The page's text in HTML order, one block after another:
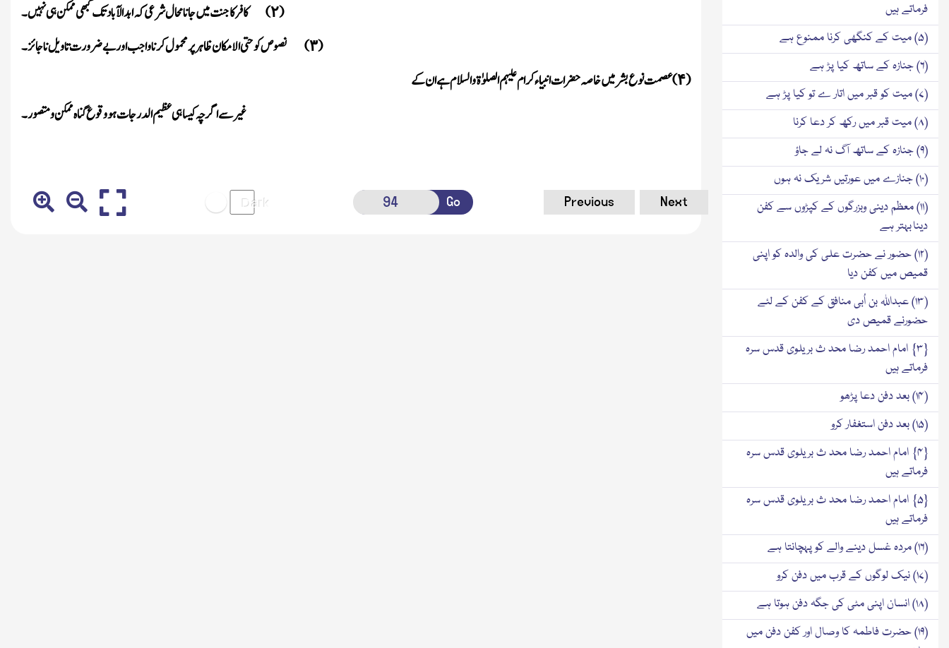
(۲)
کافر کا جنت میں جانا محال شرعی کہ ابد الآباد تک کبھی ممکن ہی نہیں ۔
(۳)
نصوص کو حتی الامکان ظاہر پر محمول کرنا واجب اور بے ضرورت تاویل نا جائز۔
(۴)عصمت نوع بشر میں خاصہ حضرات انبیاء کرام علیہم الصلوٰۃ و السلام ہے ان کے
غیر سے اگر چہ کیساہی عظیم الدرجات ہو وقوع گناہ ممکن و متصور۔
Go Previous Next
فرماتے ہیں
(۵) میت کے کنگھی کرنا ممنوع ہے
(۶) جنازہ کے ساتھ کیا پڑ ہے
(۷) میت کو قبر میں اتار ے تو کیا پڑ ہے
(۸) میت قبر میں رکھ کر دعا کرنا
(۹) جنازہ کے ساتھ آگ نہ لے جاؤ
(۱۰) جنازے میں عورتیں شریک نہ ہوں
(۱۱) معظم دینی وبزرگوں کے کپڑوں سے کفن
دینا بہتر ہے
(۱۲) حضور نے حضرت علی کی والدہ کو اپنی
قمیص میں کفن دیا
(۱۳) عبداللہ بن اُبی منافق کے کفن کے لئے
حضورنے قمیص دی
{۳} امام احمد رضا محد ث بریلوی قدس سرہ
فرماتے ہیں
(۱۴) بعد دفن دعا پڑھو
(۱۵) بعد دفن استغفار کرو
{۴} امام احمد رضا محد ث بریلوی قدس سرہ
فرماتے ہیں
{۵} امام احمد رضا محد ث بریلوی قدس سرہ
فرماتے ہیں
(۱۶) مردہ غسل دینے والے کو پہچانتا ہے
(۱۷) نیک لوگوں کے قرب میں دفن کرو
(۱۸) انسان اپنی مٹی کی جگہ دفن ہوتا ہے
(۱۹) حضرت فاطمہ کا وصال اور کفن دفن میں